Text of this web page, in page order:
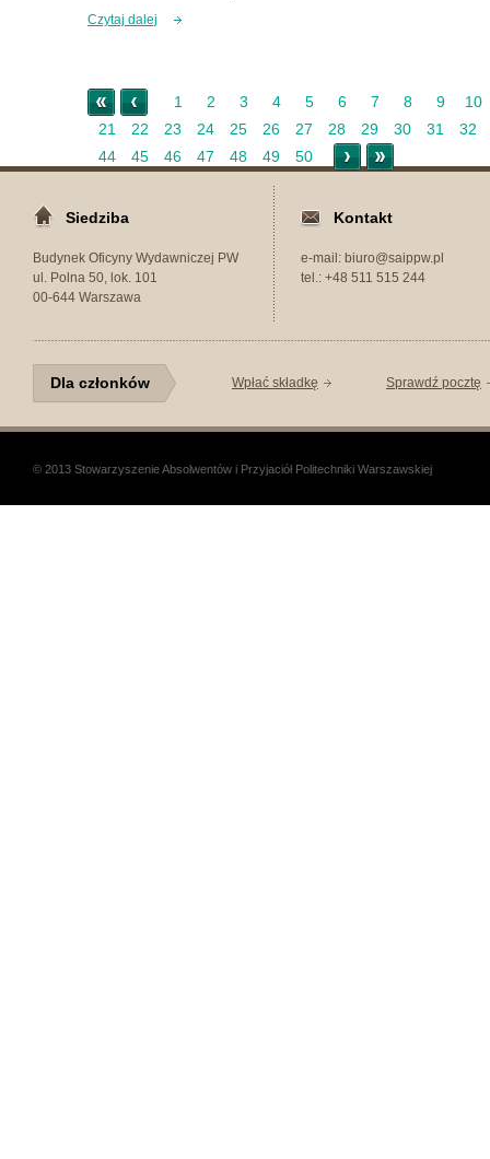
Czytaj dalej
« Początek
< Nowsze
1 2 3 4 5 6 7 8 9
10
21
22 23 24 25 26 27 28 29 30 31
32
44
45 46 47 48 49 50 Starsze >
Siedziba
Budynek Oficyny Wydawniczej PW
ul. Polna 50, lok. 101
00-644 Warszawa
Kontakt
e-mail: biuro@saippw.pl
tel.: +48 511 515 244
Dla członków Wpłać składkę Sprawdź pocztę
© 2013 Stowarzyszenie Absolwentów i Przyjaciół Politechniki Warszawskiej